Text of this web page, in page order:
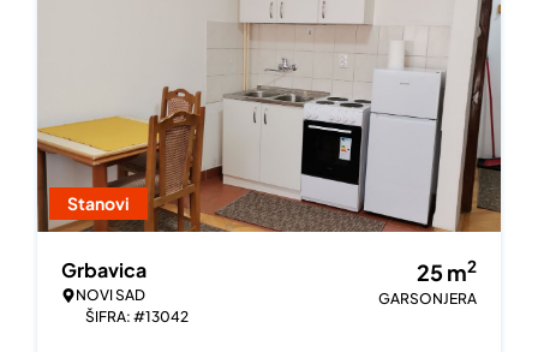
Stanovi
Grbavica
NOVI SAD
ŠIFRA: #13042
25m2
GARSONJERA